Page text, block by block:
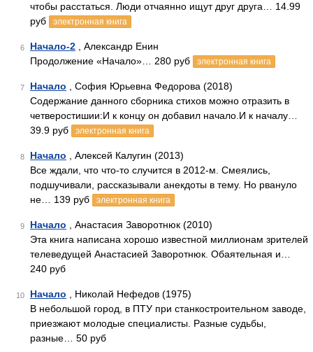
чтобы расстаться. Люди отчаянно ищут друг друга… 14.99
руб
электронная книга
6 Начало-2 , Александр Енин
Продолжение «Начало»… 280 руб
электронная книга
7 Начало , София Юрьевна Федорова (2018)
Содержание данного сборника стихов можно отразить в
четверостишии:И к концу он добавил начало.И к началу…
39.9 руб
электронная книга
8 Начало , Алексей Калугин (2013)
Все ждали, что что-то случится в 2012-м. Смеялись,
подшучивали, рассказывали анекдоты в тему. Но рвануло
не… 139 руб
электронная книга
9 Начало , Анастасия Заворотнюк (2010)
Эта книга написана хорошо известной миллионам зрителей
телеведущей Анастасией Заворотнюк. Обаятельная и…
240 руб
10 Начало , Николай Нефедов (1975)
В небольшой город, в ПТУ при станкостроительном заводе,
приезжают молодые специалисты. Разные судьбы,
разные… 50 руб